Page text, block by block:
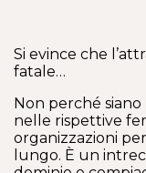
Si evince che
fatale…
Non perché siano
nelle rispettive
organizzazioni
lungo. È un